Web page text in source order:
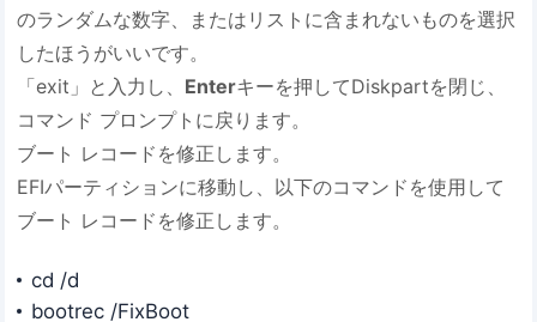
のランダムな数字、またはリストに含まれないものを選択
したほうがいいです。
「exit」と入力し、 Enterキーを押してDiskpartを閉じ、
コマンド プロンプトに戻ります。
ブート レコードを修正します。
EFIパーティションに移動し、以下のコマンドを使用して
ブート レコードを修正します。
cd /d
bootrec /FixBoot